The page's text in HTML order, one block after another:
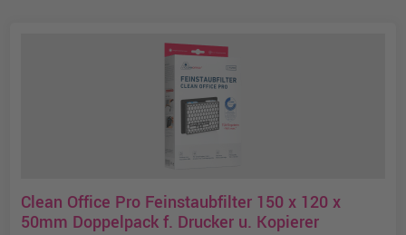
Clean Office Pro Feinstaubfilter 150 x 120 x
50mm Doppelpack f. Drucker u. Kopierer